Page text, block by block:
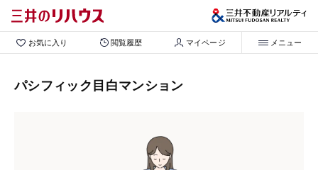
お気に入り 閲覧履歴 マイページ メニュー
パシフィック目白マンション